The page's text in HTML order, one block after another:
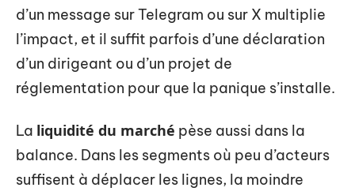
d’un message sur Telegram ou sur X multiplie
l’impact, et il suffit parfois d’une déclaration
d’un dirigeant ou d’un projet de
réglementation pour que la panique s’installe.
La liquidité du marché pèse aussi dans la
balance. Dans les segments où peu d’acteurs
suffisent à déplacer les lignes, la moindre